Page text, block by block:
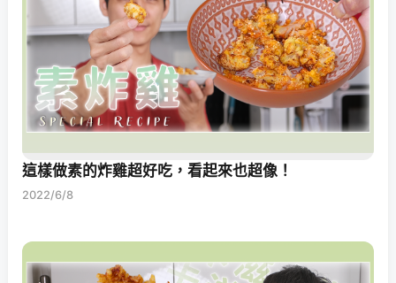
這樣做素的炸雞超好吃，看起來也超像！
2022/6/8